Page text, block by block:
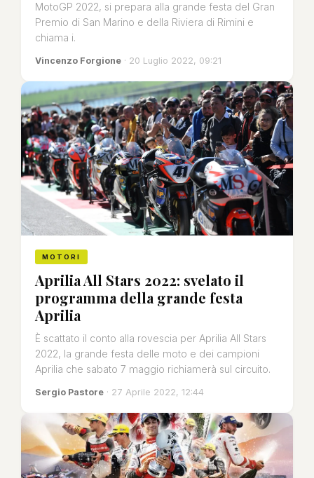
MotoGP 2022, si prepara alla grande festa del Gran
Premio di San Marino e della Riviera di Rimini e
chiama i.
Vincenzo Forgione · 20 Luglio 2022, 09:21
MOTORI
Aprilia All Stars 2022: svelato il
programma della grande festa
Aprilia
È scattato il conto alla rovescia per Aprilia All Stars
2022, la grande festa delle moto e dei campioni
Aprilia che sabato 7 maggio richiamerà sul circuito.
Sergio Pastore · 27 Aprile 2022, 12:44